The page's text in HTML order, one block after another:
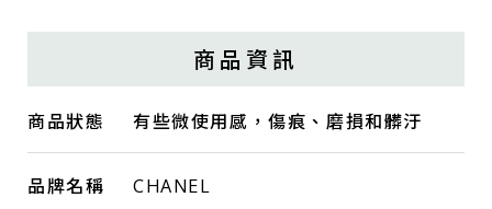
商品資訊
商品狀態 有些微使用感，傷痕、磨損和髒汙
品牌名稱 CHANEL